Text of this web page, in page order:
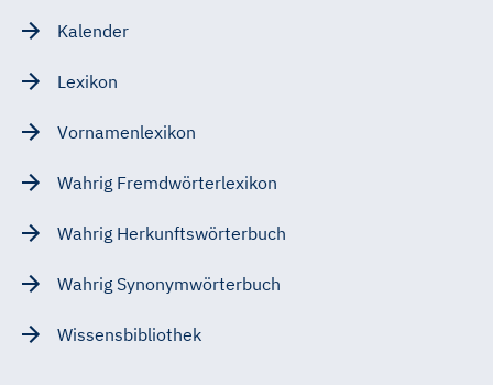
Kalender
Lexikon
Vornamenlexikon
Wahrig Fremdwörterlexikon
Wahrig Herkunftswörterbuch
Wahrig Synonymwörterbuch
Wissensbibliothek